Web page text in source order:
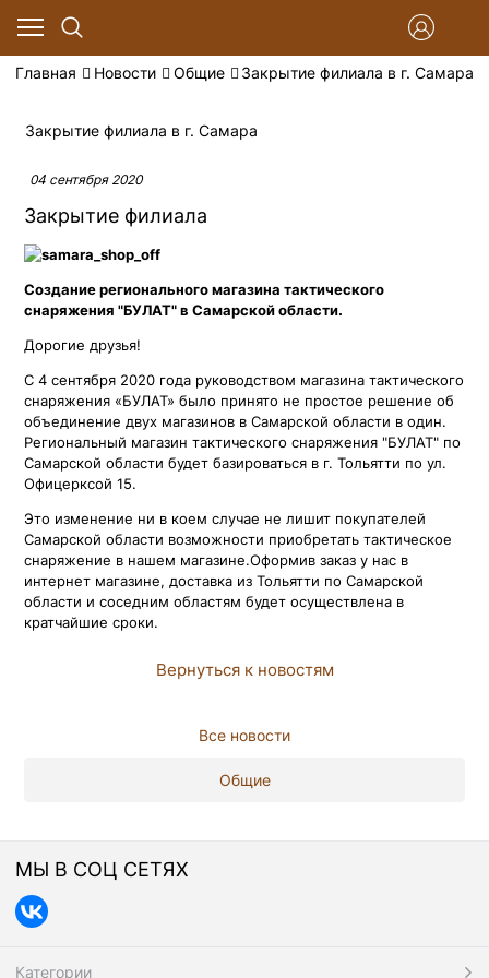
Главная Новости Общие Закрытие филиала в г. Самара
Закрытие филиала в г. Самара
04 сентября 2020
Закрытие филиала
Создание регионального магазина тактического
снаряжения "БУЛАТ" в Самарской области.
Дорогие друзья!
С 4 сентября 2020 года руководством магазина тактического
снаряжения «БУЛАТ» было принято не простое решение об
объединение двух магазинов в Самарской области в один.
Региональный магазин тактического снаряжения "БУЛАТ" по
Самарской области будет базироваться в г. Тольятти по ул.
Офицерксой 15.
Это изменение ни в коем случае не лишит покупателей
Самарской области возможности приобретать тактическое
снаряжение в нашем магазине.Оформив заказ у нас в
интернет магазине, доставка из Тольятти по Самарской
области и соседним областям будет осуществлена в
кратчайшие сроки.
Вернуться к новостям
Все новости
Общие
МЫ В СОЦ СЕТЯХ
Категории